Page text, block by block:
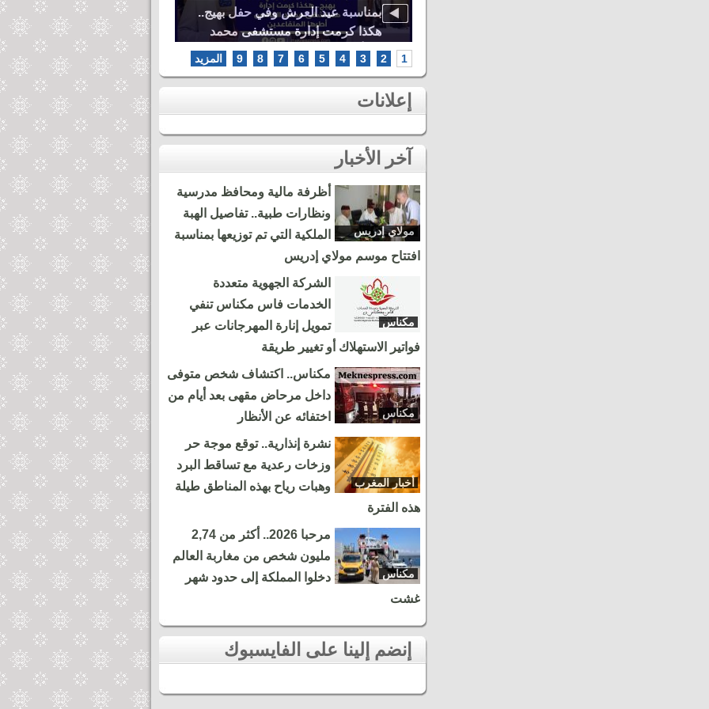
بمناسبة عيد العرش وفي حفل بهيج..
هكذا كرمت إدارة مستشفى محمد
الخامس أطرها المتقاعدين
1
2
3
4
5
6
7
8
9 المزيد
مولاي إدريس
زرهون
أظرفة مالية ومحافظ مدرسية
ونظارات طبية.. تفاصيل الهبة
الملكية التي تم توزيعها بمناسبة
افتتاح موسم مولاي إدريس
مكناس
الشركة الجهوية متعددة
الخدمات فاس مكناس تنفي
تمويل إنارة المهرجانات عبر
فواتير الاستهلاك أو تغيير طريقة
مكناس
مكناس.. اكتشاف شخص متوفى
داخل مرحاض مقهى بعد أيام من
اختفائه عن الأنظار
أخبار المغرب
نشرة إنذارية.. توقع موجة حر
وزخات رعدية مع تساقط البرد
وهبات رياح بهذه المناطق طيلة
هذه الفترة
مكناس
مرحبا 2026.. أكثر من 2,74
مليون شخص من مغاربة العالم
دخلوا المملكة إلى حدود شهر
غشت